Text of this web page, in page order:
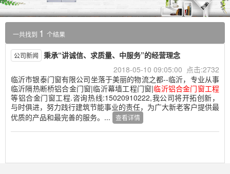
一共找到 1 个结果
公司新闻
秉承“讲诚信、求质量、中服务”的经营理念
2018-05-10 09:05:00 点击:2732
临沂市银泰门窗有限公司坐落于美丽的物流之都--临沂，专业从事
临沂隔热断桥铝合金门窗|临沂幕墙工程门窗|临沂铝合金门窗工程
等铝合金门窗工程.咨询热线:15020910222,我公司将开拓创新，
与时俱进，努力践行建筑节能事业的责任，为广大新老客户提供最
优质的产品和最完善的服务。...
查看详情